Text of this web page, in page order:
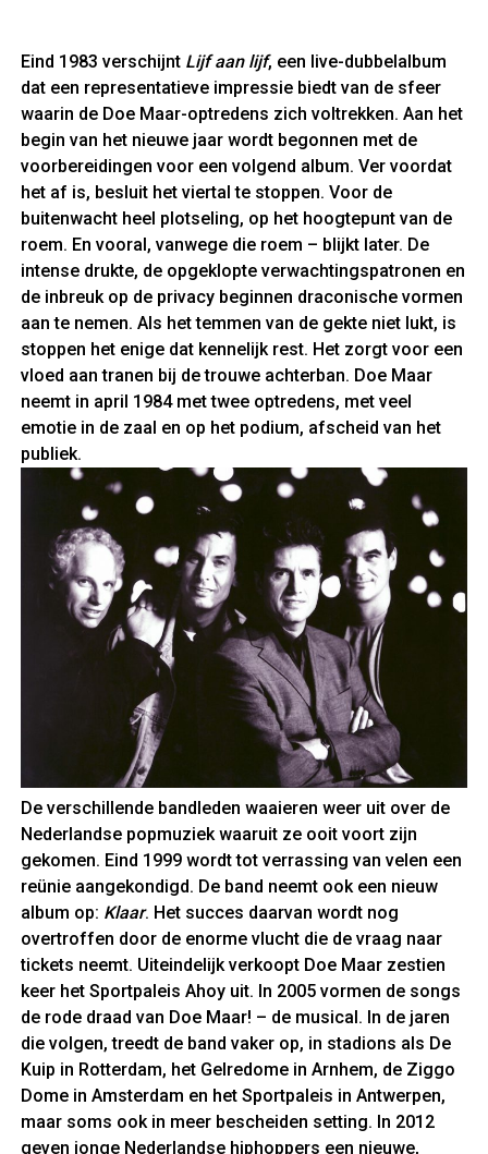
Eind 1983 verschijnt Lijf aan lijf, een live-dubbelalbum
dat een representatieve impressie biedt van de sfeer
waarin de Doe Maar-optredens zich voltrekken. Aan het
begin van het nieuwe jaar wordt begonnen met de
voorbereidingen voor een volgend album. Ver voordat
het af is, besluit het viertal te stoppen. Voor de
buitenwacht heel plotseling, op het hoogtepunt van de
roem. En vooral, vanwege die roem – blijkt later. De
intense drukte, de opgeklopte verwachtingspatronen en
de inbreuk op de privacy beginnen draconische vormen
aan te nemen. Als het temmen van de gekte niet lukt, is
stoppen het enige dat kennelijk rest. Het zorgt voor een
vloed aan tranen bij de trouwe achterban. Doe Maar
neemt in april 1984 met twee optredens, met veel
emotie in de zaal en op het podium, afscheid van het
publiek.
De verschillende bandleden waaieren weer uit over de
Nederlandse popmuziek waaruit ze ooit voort zijn
gekomen. Eind 1999 wordt tot verrassing van velen een
reünie aangekondigd. De band neemt ook een nieuw
album op: Klaar. Het succes daarvan wordt nog
overtroffen door de enorme vlucht die de vraag naar
tickets neemt. Uiteindelijk verkoopt Doe Maar zestien
keer het Sportpaleis Ahoy uit. In 2005 vormen de songs
de rode draad van Doe Maar! – de musical. In de jaren
die volgen, treedt de band vaker op, in stadions als De
Kuip in Rotterdam, het Gelredome in Arnhem, de Ziggo
Dome in Amsterdam en het Sportpaleis in Antwerpen,
maar soms ook in meer bescheiden setting. In 2012
geven jonge Nederlandse hiphoppers een nieuwe,